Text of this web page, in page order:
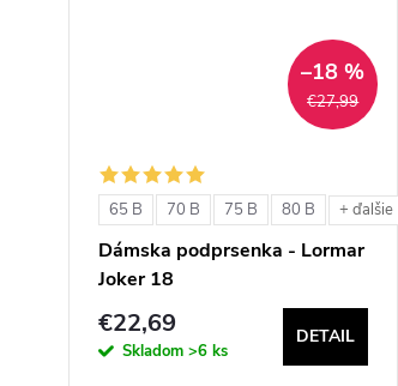
€27,99
–18 %
65 B 70 B 75 B 80 B + ďalšie
Dámska podprsenka - Lormar
Joker 18
€22,69
Skladom >6 ks
DETAIL